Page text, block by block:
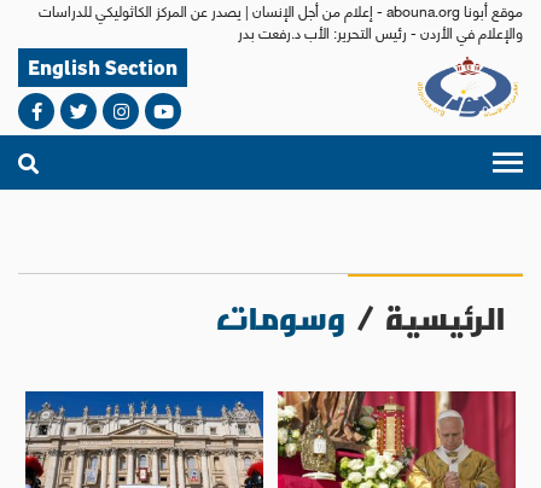
موقع أبونا abouna.org - إعلام من أجل الإنسان | يصدر عن المركز الكاثوليكي للدراسات
والإعلام في الأردن - رئيس التحرير: الأب د.رفعت بدر
English Section
الرئيسية / وسومات